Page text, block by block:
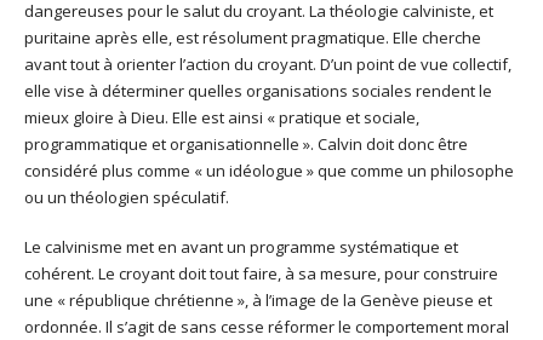
dangereuses pour le salut du croyant. La théologie calviniste, et
puritaine après elle, est résolument pragmatique. Elle cherche
avant tout à orienter l’action du croyant. D’un point de vue collectif,
elle vise à déterminer quelles organisations sociales rendent le
mieux gloire à Dieu. Elle est ainsi « pratique et sociale,
programmatique et organisationnelle ». Calvin doit donc être
considéré plus comme « un idéologue » que comme un philosophe
ou un théologien spéculatif.
Le calvinisme met en avant un programme systématique et
cohérent. Le croyant doit tout faire, à sa mesure, pour construire
une « république chrétienne », à l’image de la Genève pieuse et
ordonnée. Il s’agit de sans cesse réformer le comportement moral